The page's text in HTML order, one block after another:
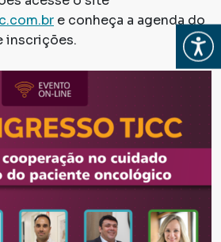
Abrir
e conheça a agenda do
inscrições.